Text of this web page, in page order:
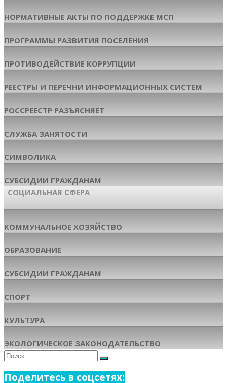
НОРМАТИВНЫЕ АКТЫ ПО ПОДДЕРЖКЕ МСП
ПРОГРАММЫ РАЗВИТИЯ ПОСЕЛЕНИЯ
ПРОТИВОДЕЙСТВИЕ КОРРУПЦИИ
РЕЕСТРЫ И ПЕРЕЧНИ ИНФОРМАЦИОННЫХ СИСТЕМ
РОССРЕЕСТР РАЗЪЯСНЯЕТ
СЛУЖБА ЗАНЯТОСТИ
СИМВОЛИКА
СУБСИДИИ ГРАЖДАНАМ
СОЦИАЛЬНАЯ СФЕРА
КОММУНАЛЬНОЕ ХОЗЯЙСТВО
ОБРАЗОВАНИЕ
СУБСИДИИ ГРАЖДАНАМ
СПОРТ
КУЛЬТУРА
ЭКОЛОГИЧЕСКОЕ ЗАКОНОДАТЕЛЬСТВО
Поиск
Поиск
Поделитесь в соцсетях: